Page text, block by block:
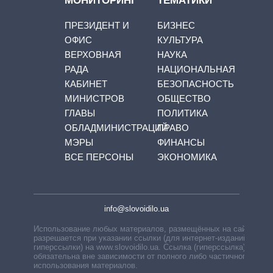
ПРЕЗИДЕНТ И
ОФИС
ВЕРХОВНАЯ
РАДА
КАБИНЕТ
МИНИСТРОВ
ГЛАВЫ
ОБЛАДМИНИСТРАЦИЙ
МЭРЫ
ВСЕ ПЕРСОНЫ
БИЗНЕС
КУЛЬТУРА
НАУКА
НАЦИОНАЛЬНАЯ
БЕЗОПАСНОСТЬ
ОБЩЕСТВО
ПОЛИТИКА
ПРАВО
ФИНАНСЫ
ЭКОНОМИКА
info@slovoidilo.ua
Использование любых материалов, размещённых на сайте,
разрешается при указании ссылки (для интернет-изданий —
гиперссылки) на www.slovoidilo.ua. Ссылка (гиперссылка)
обязательна вне зависимости от полного либо частичного
использования материалов.